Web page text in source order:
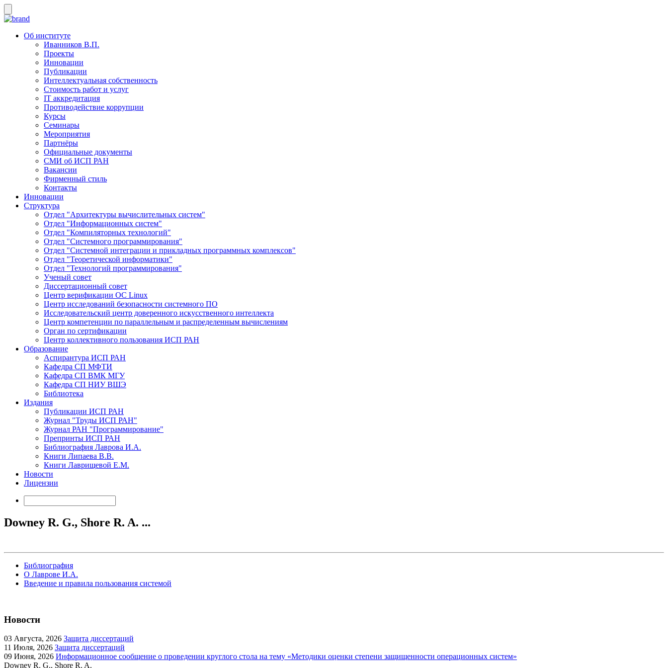
Об институте
Иванников В.П.
Проекты
Инновации
Публикации
Интеллектуальная собственность
Стоимость работ и услуг
IT аккредитация
Противодействие коррупции
Курсы
Семинары
Мероприятия
Партнёры
Официальные документы
СМИ об ИСП РАН
Вакансии
Фирменный стиль
Контакты
Инновации
Структура
Отдел "Архитектуры вычислительных систем"
Отдел "Информационных систем"
Отдел "Компиляторных технологий"
Отдел "Системного программирования"
Отдел "Системной интеграции и прикладных программных комплексов"
Отдел "Теоретической информатики"
Отдел "Технологий программирования"
Ученый совет
Диссертационный совет
Центр верификации ОС Linux
Центр исследований безопасности системного ПО
Исследовательский центр доверенного искусственного интеллекта
Центр компетенции по параллельным и распределенным вычислениям
Орган по сертификации
Центр коллективного пользования ИСП РАН
Образование
Аспирантура ИСП РАН
Кафедра СП МФТИ
Кафедра СП ВМК МГУ
Кафедра СП НИУ ВШЭ
Библиотека
Издания
Публикации ИСП РАН
Журнал "Труды ИСП РАН"
Журнал РАН "Программирование"
Препринты ИСП РАН
Библиография Лаврова И.А.
Книги Липаева В.В.
Книги Лаврищевой Е.М.
Новости
Лицензии
Downey R. G., Shore R. A. ...
Библиография
О Лаврове И.А.
Введение и правила пользования системой
Новости
03 Августа, 2026 Защита диссертаций
11 Июля, 2026 Защита диссертаций
09 Июня, 2026 Информационное сообщение о проведении круглого стола на тему «Методики оценки степени защищенности операционных систем»
Downey R. G., Shore R. A.